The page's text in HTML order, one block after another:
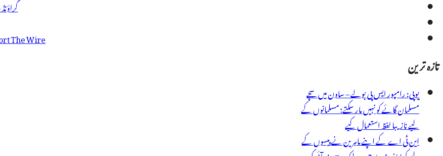
The Wire
تازہ ترین
یوپی: رامپور ایس پی بولے – ساون میں سچے
مسلمان گائے کو نہیں مار سکتے؛ مسلمانوں کے
لیے نازیبا لفظ استعمال کیے
این ٹی اے کے اپنے ماہرین نے پیسوں کے